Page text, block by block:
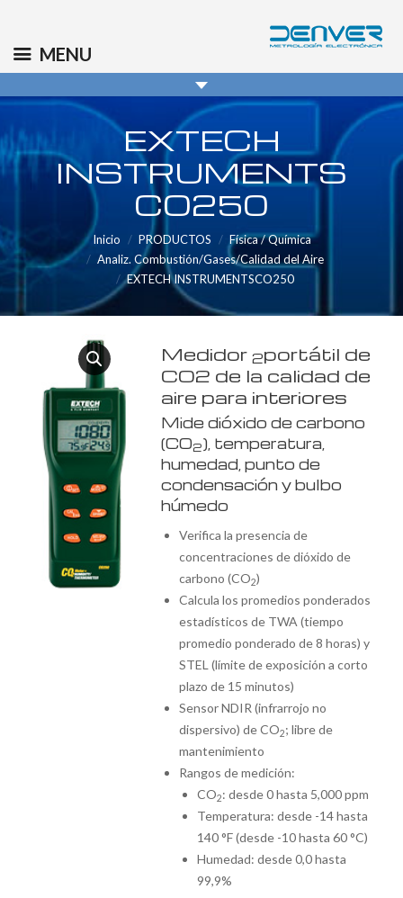
info@denver.es
EXTECH
INSTRUMENTS
CO250
Inicio PRODUCTOS
Física / Química
Analiz. Combustión/Gases/Calidad del Aire
EXTECH INSTRUMENTSCO250
Medidor2portátil de
CO2 de la calidad de
aire para interiores
Mide dióxido de carbono
(CO2), temperatura,
humedad, punto de
condensación y bulbo
húmedo
Verifica la presencia de
concentraciones de dióxido de
carbono (CO2)
Calcula los promedios ponderados
estadísticos de TWA (tiempo
promedio ponderado de 8 horas) y
STEL (límite de exposición a corto
plazo de 15 minutos)
Sensor NDIR (infrarrojo no
dispersivo) de CO2; libre de
mantenimiento
Rangos de medición:
CO2: desde 0 hasta 5,000 ppm
Temperatura: desde -14 hasta
140 °F (desde -10 hasta 60 °C)
Humedad: desde 0,0 hasta
99,9%
MENU